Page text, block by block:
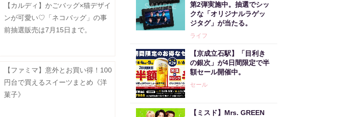
【カルディ】かごバッグ×猫デザイ
ンが可愛い♡「ネコバッグ」の事
前抽選販売は7月15日まで。
【ファミマ】意外とお買い得！100
円台で買えるスイーツまとめ《洋
菓子》
第2弾実施中。抽選でシッ
クな「オリジナルラゲッ
ジタグ」が当たる。
ライフ
【京成立石駅】「目利き
の銀次」が4日間限定で半
額セール開催中。
セール
【ミスド】Mrs. GREEN